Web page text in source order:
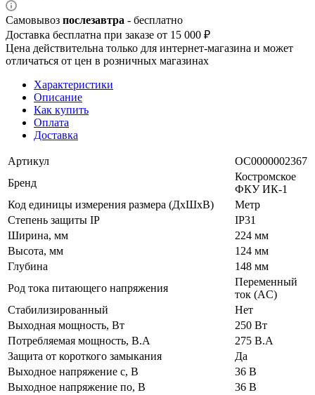
Самовывоз послезавтра - бесплатно
Доставка бесплатна при заказе от 15 000 ₽
Цена действительна только для интернет-магазина и может
отличаться от цен в розничных магазинах
Характеристики
Описание
Как купить
Оплата
Доставка
Артикул
ОС0000002367
Бренд
Костромское
ФКУ ИК-1
Код единицы измерения размера (ДхШхВ)
Метр
Степень защиты IP
IP31
Ширина, мм
224 мм
Высота, мм
124 мм
Глубина
148 мм
Род тока питающего напряжения
Переменный
ток (AC)
Стабилизированный
Нет
Выходная мощность, Вт
250 Вт
Потребляемая мощность, В.А
275 В.А
Защита от короткого замыкания
Да
Выходное напряжение с, В
36 В
Выходное напряжение по, В
36 В